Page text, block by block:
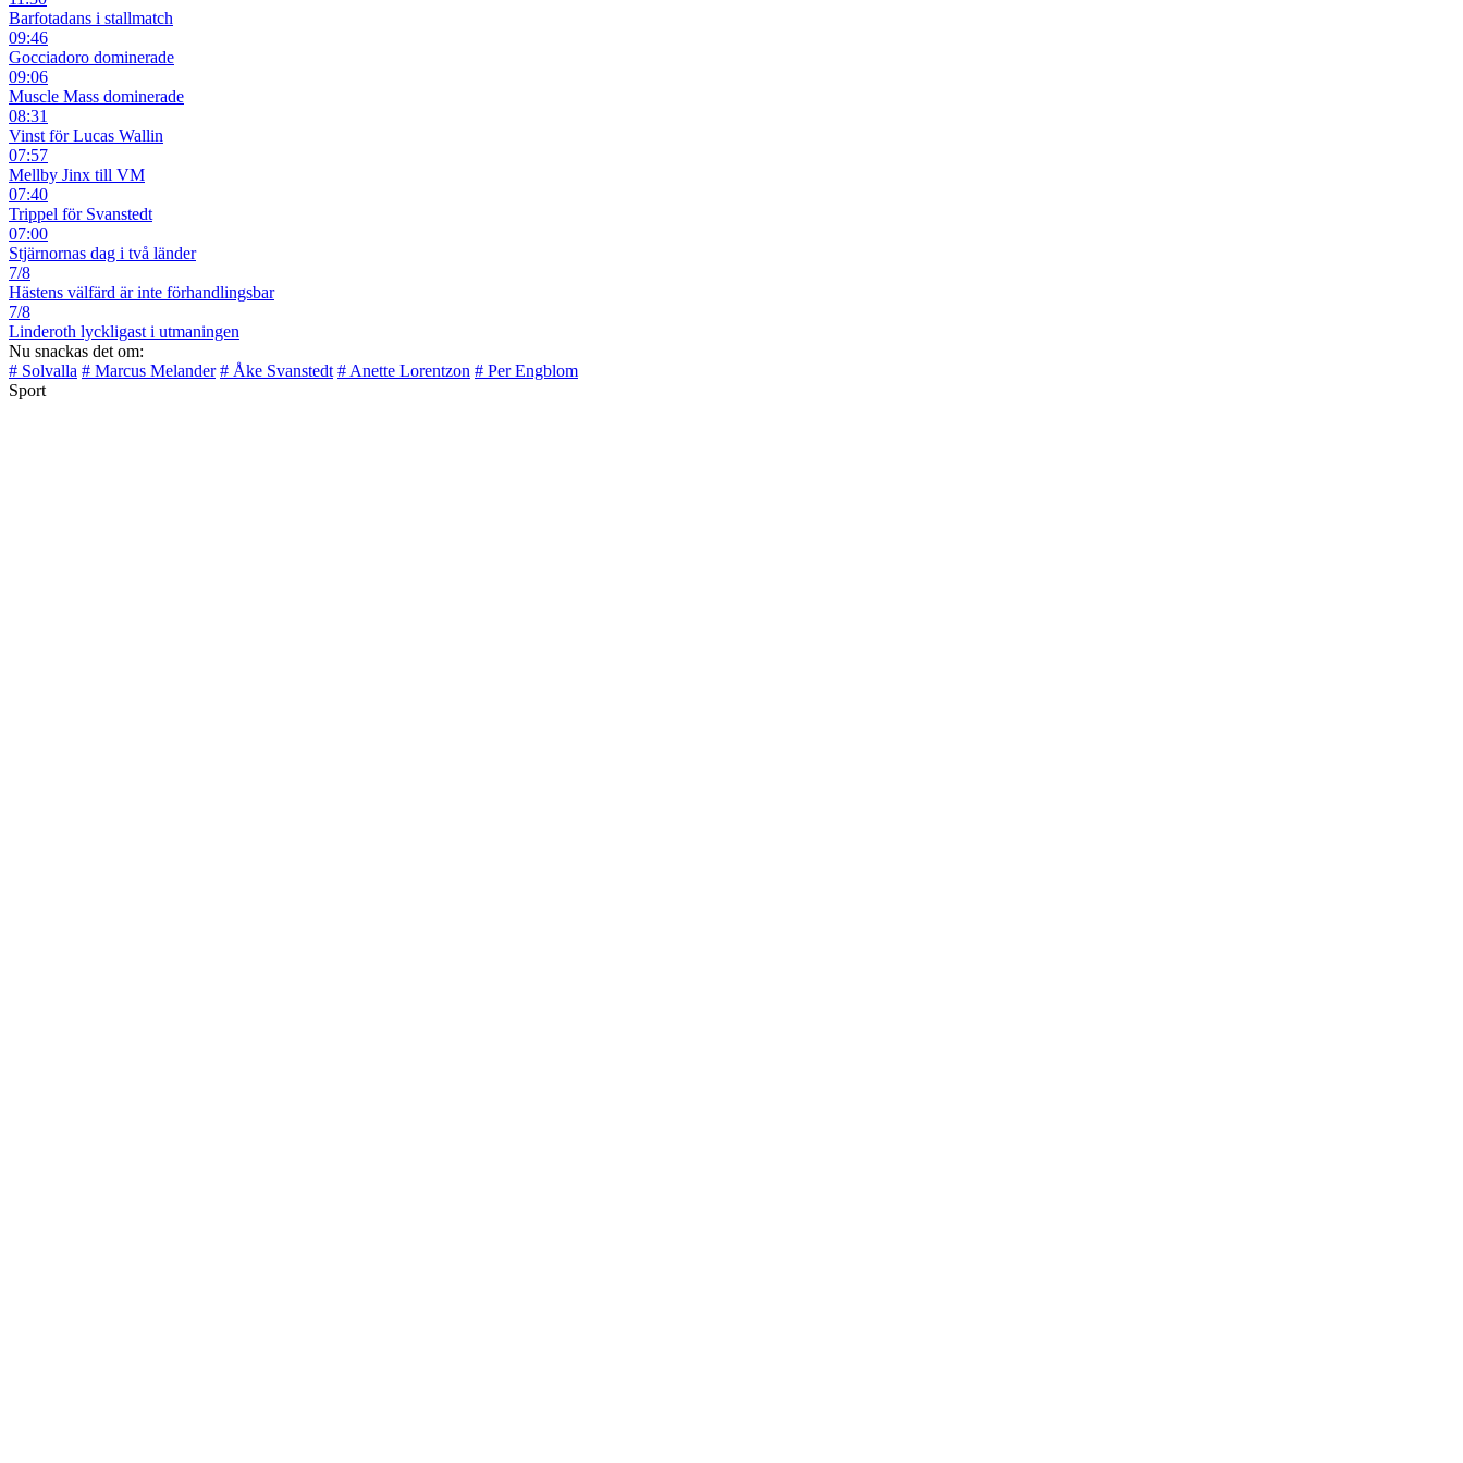
Barfotadans i stallmatch
09:46
Gocciadoro dominerade
09:06
Muscle Mass dominerade
08:31
Vinst för Lucas Wallin
07:57
Mellby Jinx till VM
07:40
Trippel för Svanstedt
07:00
Stjärnornas dag i två länder
7/8
Hästens välfärd är inte förhandlingsbar
7/8
Linderoth lyckligast i utmaningen
Nu snackas det om:
# Solvalla # Marcus Melander # Åke Svanstedt # Anette Lorentzon # Per Engblom
Sport